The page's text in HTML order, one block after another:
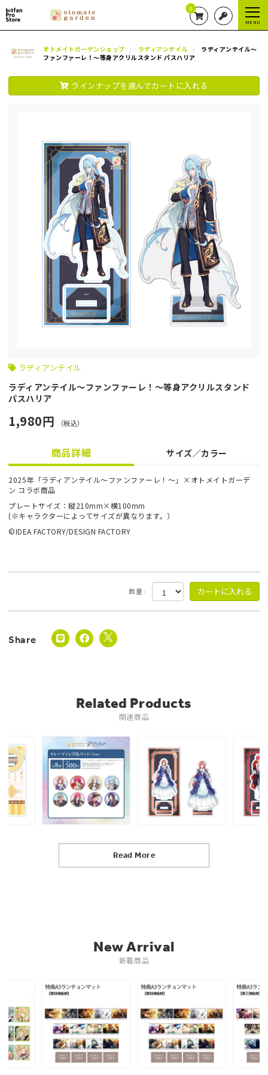
0
MENU
オトメイトガーデンショップ ラディアンテイル
ラディアンテイル～
ファンファーレ！～等身アクリルスタンド パスハリア
ラインナップを選んでカートに入れる
ラディアンテイル
ラディアンテイル～ファンファーレ！～等身アクリルスタンド
パスハリア
1,980円 （税込）
商品詳細 サイズ／カラー
2025年「ラディアンテイル～ファンファーレ！～」×オトメイトガーデ
ン コラボ商品
プレートサイズ：縦210mm×横100mm
(※キャラクターによってサイズが異なります。）
©IDEA FACTORY/DESIGN FACTORY
数量 :
Related Products
関連商品
Read More
New Arrival
新着商品